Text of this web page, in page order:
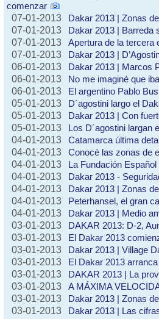
comenzar
07-01-2013
Dakar 2013 | Zonas
07-01-2013
Dakar 2013 | Barreda
07-01-2013
Apertura de la tercera
07-01-2013
Dakar 2013 |
06-01-2013
Dakar 2013 | Marcos
06-01-2013
No me imaginé que
06-01-2013
El argentino Pablo
05-01-2013
D´agostini largo el
05-01-2013
Dakar 2013 | Con
05-01-2013
Los D´agostini largan
04-01-2013
Catamarca última
04-01-2013
Conocé las zonas de
04-01-2013
La Fundación
04-01-2013
Dakar 2013 -
04-01-2013
Dakar 2013 | Zonas
04-01-2013
Peterhansel, el gran
04-01-2013
Dakar 2013 | Medio
03-01-2013
DAKAR 2013: D-2,
03-01-2013
El Dakar 2013
03-01-2013
Dakar 2013 | Village
03-01-2013
El Dakar 2013
03-01-2013
DAKAR 2013 | La
03-01-2013
A MÁXIMA
03-01-2013
Dakar 2013 | Zonas
03-01-2013
Dakar 2013 | Las